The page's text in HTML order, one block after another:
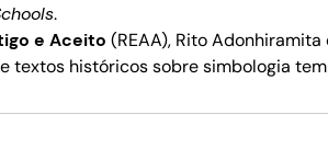
.
e Aceito (REAA), Rito
textos históricos sobre simbologia